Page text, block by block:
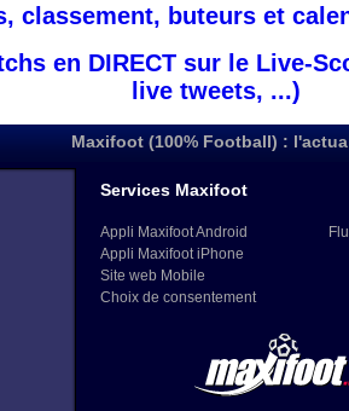
classement, buteurs et
en DIRECT sur le Live-
live tweets, ...)
Maxifoot (100% Football) :
Services Maxifoot
Appli Maxifoot Android
Appli Maxifoot iPhone
Site web Mobile
Choix de consentement